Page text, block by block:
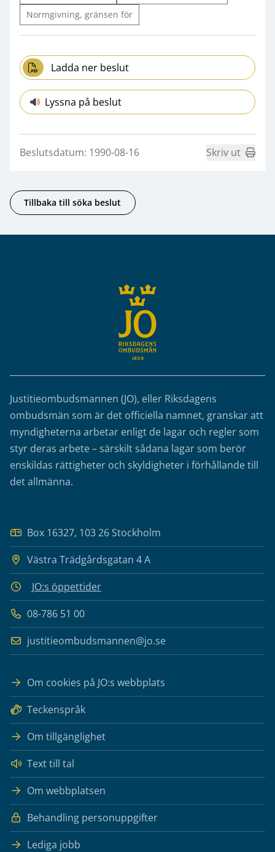
Normgivning, gränsen för
Ladda ner beslut
Lyssna på beslut
Beslutsdatum: 1990-08-16 Skriv ut
Tillbaka till söka beslut
Justitieombudsmannen (JO), eller Riksdagens
ombudsmän som är det officiella namnet, granskar att
myndigheterna arbetar enligt de lagar och regler som
styr deras arbete – särskilt sådana lagar som berör
enskildas rättigheter och skyldigheter i förhållande till
det allmänna.
Box 16327, 103 26 Stockholm
Västra Trädgårdsgatan 4 A
JO:s öppettider
08-786 51 00
justitieombudsmannen@jo.se
Om cookies på JO:s webbplats
Teckenspråk
Om tillgänglighet
Text till tal
Om webbplatsen
Behandling personuppgifter
Lediga jobb